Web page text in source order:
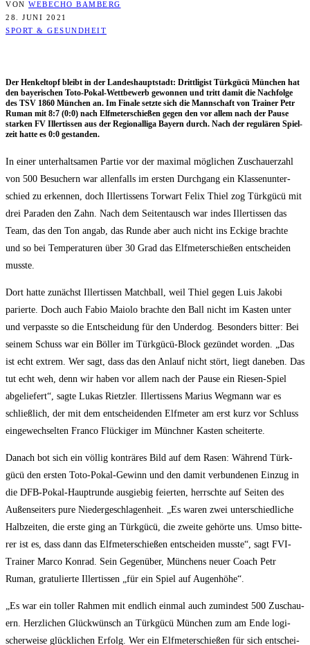
VON WEBECHO BAMBERG
28. JUNI 2021
SPORT & GESUNDHEIT
Der Hen­kel­topf bleibt in der Lan­des­haupt­stadt: Dritt­li­gist Türk­gücü Mün­chen hat
den baye­ri­schen Toto-Pokal-Wett­be­werb gewon­nen und tritt damit die Nach­fol­ge
des TSV 1860 Mün­chen an. Im Fina­le setz­te sich die Mann­schaft von Trai­ner Petr
Ruman mit 8:7 (0:0) nach Elf­me­ter­schie­ßen gegen den vor allem nach der Pau­se
star­ken FV Iller­tis­sen aus der Regio­nal­li­ga Bay­ern durch. Nach der regu­lä­ren Spiel­
zeit hat­te es 0:0 gestanden.
In einer unter­halt­sa­men Par­tie vor der maxi­mal mög­li­chen Zuschau­er­zahl
von 500 Besu­chern war allen­falls im ers­ten Durch­gang ein Klas­sen­un­ter­
schied zu erken­nen, doch Iller­tis­sens Tor­wart Felix Thiel zog Türk­gücü mit
drei Para­den den Zahn. Nach dem Sei­ten­tausch war indes Iller­tis­sen das
Team, das den Ton angab, das Run­de aber auch nicht ins Ecki­ge brach­te
und so bei Tem­pe­ra­tu­ren über 30 Grad das Elf­me­ter­schie­ßen ent­schei­den
musste.
Dort hat­te zunächst Iller­tis­sen Match­ball, weil Thiel gegen Luis Jako­bi
parier­te. Doch auch Fabio Maio­lo brach­te den Ball nicht im Kas­ten unter
und ver­pass­te so die Ent­schei­dung für den Under­dog. Beson­ders bit­ter: Bei
sei­nem Schuss war ein Böl­ler im Türk­gücü-Block gezün­det wor­den. „Das
ist echt extrem. Wer sagt, dass das den Anlauf nicht stört, liegt dane­ben. Das
tut echt weh, denn wir haben vor allem nach der Pau­se ein Rie­sen-Spiel
abge­lie­fert“, sag­te Lukas Rietz­ler. Iller­tis­sens Mari­us Weg­mann war es
schließ­lich, der mit dem ent­schei­den­den Elf­me­ter am erst kurz vor Schluss
ein­ge­wech­sel­ten Fran­co Flü­cki­ger im Münch­ner Kas­ten scheiterte.
Danach bot sich ein völ­lig kon­trä­res Bild auf dem Rasen: Wäh­rend Türk­
gücü den ers­ten Toto-Pokal-Gewinn und den damit ver­bun­de­nen Ein­zug in
die DFB-Pokal-Haupt­run­de aus­gie­big fei­er­ten, herrsch­te auf Sei­ten des
Außen­sei­ters pure Nie­der­ge­schla­gen­heit. „Es waren zwei unter­schied­li­che
Halb­zei­ten, die ers­te ging an Türk­gücü, die zwei­te gehör­te uns. Umso bit­te­
rer ist es, dass dann das Elf­me­ter­schie­ßen ent­schei­den muss­te“, sagt FVI-
Trai­ner Mar­co Kon­rad. Sein Gegen­über, Mün­chens neu­er Coach Petr
Ruman, gra­tu­lier­te Iller­tis­sen „für ein Spiel auf Augenhöhe“.
„Es war ein tol­ler Rah­men mit end­lich ein­mal auch zumin­dest 500 Zuschau­
ern. Herz­li­chen Glück­wünsch an Türk­gücü Mün­chen zum am Ende logi­
scher­wei­se glück­li­chen Erfolg. Wer ein Elf­me­ter­schie­ßen für sich ent­schei­